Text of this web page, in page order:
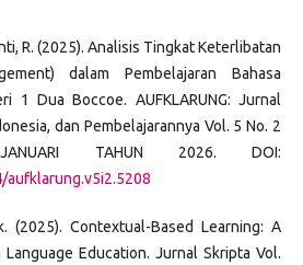
R. (2025). Analisis Tingkat Keterlibatan
dalam Pembelajaran Bahasa
1 Dua Boccoe. AUFKLARUNG: Jurnal
dan Pembelajarannya Vol. 5 No. 2
JANUARI TAHUN 2026. DOI:
(2025). Contextual-Based Learning: A
Education. Jurnal Skripta Vol.